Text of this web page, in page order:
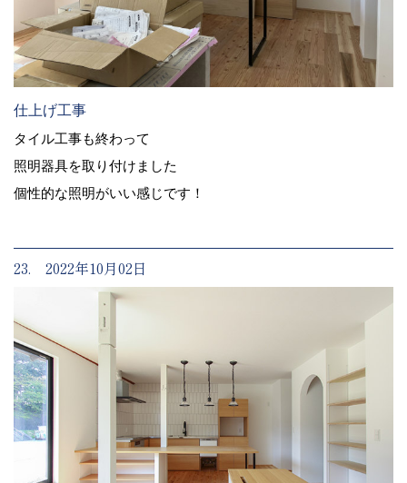
仕上げ工事
タイル工事も終わって
照明器具を取り付けました
個性的な照明がいい感じです！
23. 2022年10月02日